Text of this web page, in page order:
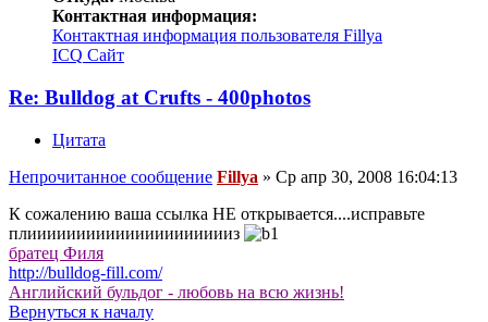
Контактная информация:
Контактная информация пользователя Fillya
ICQ Сайт
Re: Bulldog at Crufts - 400photos
Цитата
Непрочитанное сообщение Fillya » Ср апр 30, 2008 16:04:13
К сожалению ваша ссылка НЕ открывается....исправьте
плиииииииииииииииииииииз
братец Филя
http://bulldog-fill.com/
Английский бульдог - любовь на всю жизнь!
Вернуться к началу